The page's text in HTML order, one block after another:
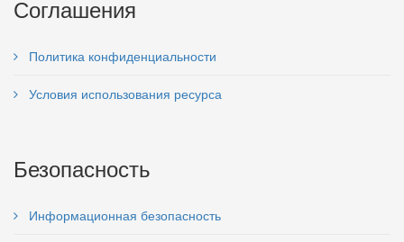
Соглашения
Политика конфиденциальности
Условия использования ресурса
Безопасность
Информационная безопасность